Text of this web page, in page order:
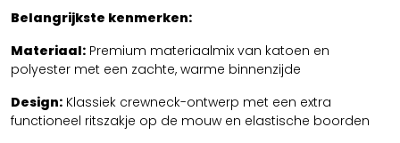
Belangrijkste kenmerken:
Materiaal: Premium materiaalmix van katoen en
polyester met een zachte, warme binnenzijde
Design: Klassiek crewneck-ontwerp met een extra
functioneel ritszakje op de mouw en elastische boorden